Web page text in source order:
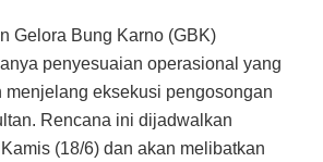
Gelora Bung Karno (GBK)
penyesuaian operasional yang
eksekusi pengosongan
Rencana ini dijadwalkan
(18/6) dan akan melibatkan